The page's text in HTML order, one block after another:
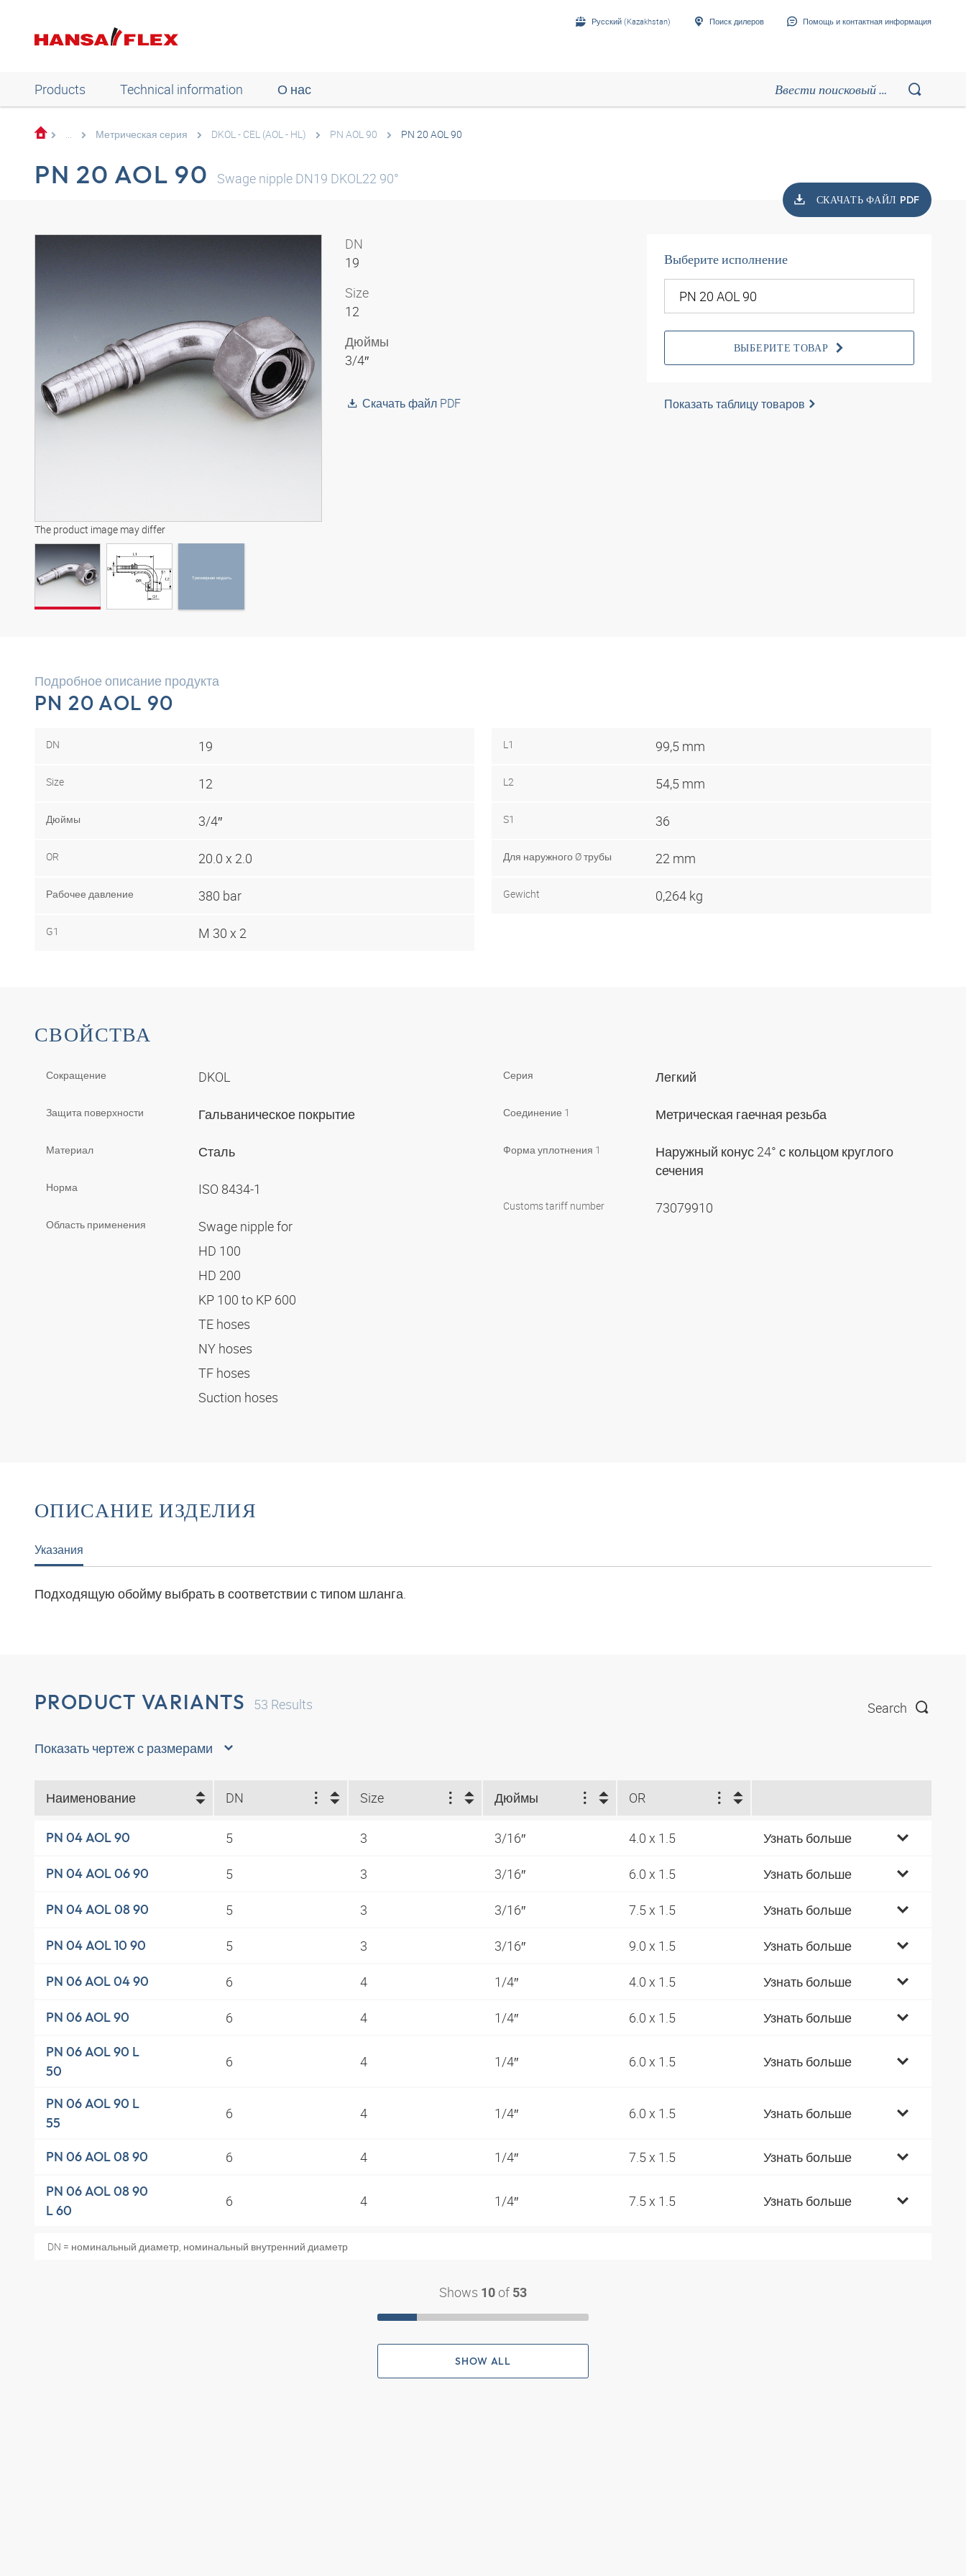
Русский (Kazakhstan) Поиск дилеров Помощь и контактная информация
Products Technical information О нас
... Метрическая серия DKOL - CEL (AOL - HL) PN AOL 90 PN 20 AOL 90
PN 20 AOL 90 Swage nipple DN19 DKOL22 90°
СКАЧАТЬ ФАЙЛ PDF
The product image may differ
Трехмерная модель
Трехмерная модель
DN
19
Size
12
Дюймы
3/4″
Скачать файл PDF
Выберите исполнение
ВЫБЕРИТЕ ТОВАР
Показать таблицу товаров
Подробное описание продукта
PN 20 AOL 90
DN 19
Size 12
Дюймы 3/4″
OR 20.0 x 2.0
Рабочее давление 380 bar
G1 M 30 x 2
L1 99,5 mm
L2 54,5 mm
S1 36
Для наружного Ø трубы 22 mm
Gewicht 0,264 kg
СВОЙСТВА
Сокращение DKOL
Защита поверхности Гальваническое покрытие
Материал Сталь
Норма ISO 8434-1
Область применения
Swage nipple for
HD 100
HD 200
KP 100 to KP 600
TE hoses
NY hoses
TF hoses
Suction hoses
Серия Легкий
Соединение 1 Метрическая гаечная резьба
Форма уплотнения 1
Наружный конус 24° с кольцом круглого
сечения
Customs tariff number 73079910
ОПИСАНИЕ ИЗДЕЛИЯ
Указания
Подходящую обойму выбрать в соответствии с типом шланга.
PRODUCT VARIANTS 53 Results Search
Показать чертеж с размерами
Наименование DN Size Дюймы OR
PN 04 AOL 90 5 3 3/16″ 4.0 x 1.5 Узнать больше
PN 04 AOL 06 90 5 3 3/16″ 6.0 x 1.5 Узнать больше
PN 04 AOL 08 90 5 3 3/16″ 7.5 x 1.5 Узнать больше
PN 04 AOL 10 90 5 3 3/16″ 9.0 x 1.5 Узнать больше
PN 06 AOL 04 90 6 4 1/4″ 4.0 x 1.5 Узнать больше
PN 06 AOL 90 6 4 1/4″ 6.0 x 1.5 Узнать больше
PN 06 AOL 90 L
50
6 4 1/4″ 6.0 x 1.5 Узнать больше
PN 06 AOL 90 L
55
6 4 1/4″ 6.0 x 1.5 Узнать больше
PN 06 AOL 08 90 6 4 1/4″ 7.5 x 1.5 Узнать больше
PN 06 AOL 08 90
L 60
6 4 1/4″ 7.5 x 1.5 Узнать больше
DN = номинальный диаметр, номинальный внутренний диаметр
Shows 10 of 53
SHOW ALL